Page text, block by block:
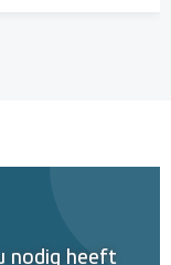
nodig heeft